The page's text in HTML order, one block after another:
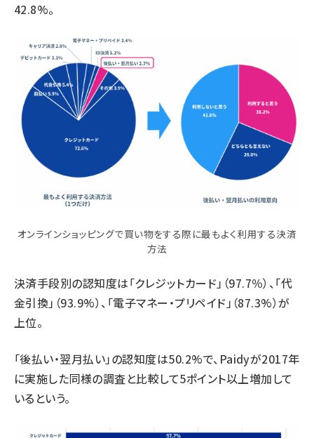
42.8%。
オンラインショッピングで買い物をする際に最もよく利用する決済
方法
決済手段別の認知度は「クレジットカード」（97.7％）、「代
金引換」（93.9%）、「電子マネー・プリペイド」（87.3%）が
上位。
「後払い・翌月払い」の認知度は50.2%で、Paidyが2017年
に実施した同様の調査と比較して5ポイント以上増加して
いるという。